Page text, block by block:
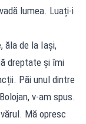
lumea. Luați-i
ăla de la Iași,
dreptate și îmi
Păi unul dintre
v-am spus.
Mă opresc